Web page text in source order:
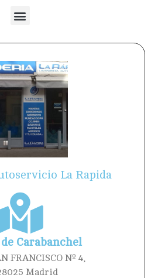
La Rapida
Carabanchel
FRANCISCO Nº 4,
Madrid